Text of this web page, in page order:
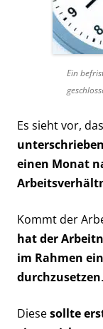
Ein
Es sieht vor,
einen Monat
Kommt der
hat der
im Rahmen
durchzusetzen.
Diesesollte